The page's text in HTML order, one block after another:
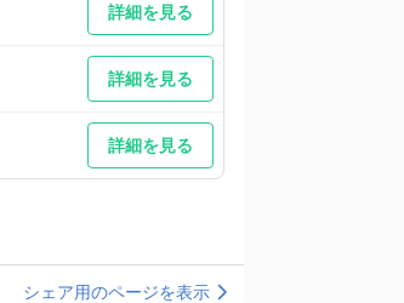
詳細を見る
詳細を見る
詳細を見る
シェア用のページを表示